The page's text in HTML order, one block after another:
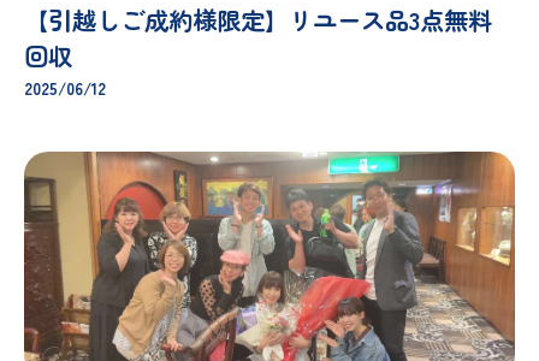
【引越しご成約様限定】リユース品3点無料
回収
2025/06/12